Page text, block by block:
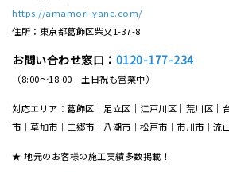
https://amamori-yane.com/
住所：東京都葛飾区柴又1-37-8
お問い合わせ窓口： 0120-177-234
（8:00～18:00 土日祝も営業中）
対応エリア：葛飾区｜足立区｜江戸川区｜荒川区｜
市｜草加市｜三郷市｜八潮市｜松⼾市｜市川市｜流
★ 地元のお客様の施工実績多数掲載！